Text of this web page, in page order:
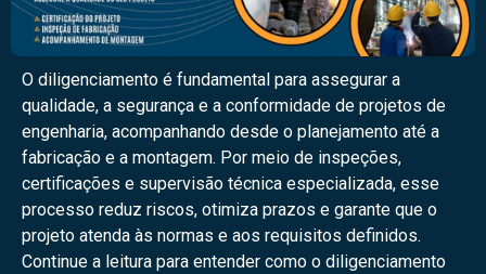
O diligenciamento é fundamental para assegurar a
qualidade, a segurança e a conformidade de projetos de
engenharia, acompanhando desde o planejamento até a
fabricação e a montagem. Por meio de inspeções,
certificações e supervisão técnica especializada, esse
processo reduz riscos, otimiza prazos e garante que o
projeto atenda às normas e aos requisitos definidos.
Continue a leitura para entender como o diligenciamento